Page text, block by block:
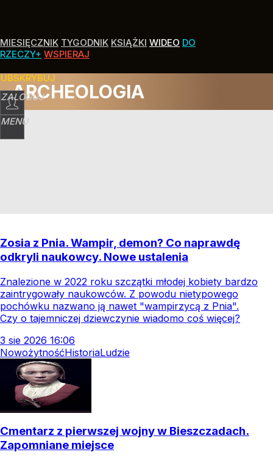
MIESIĘCZNIK TYGODNIK KSIĄŻKI WIDEO DO
RZECZY+ WSPIERAJ
ZALOGUJ
MENU
ARCHEOLOGIA
Zosia z Pnia. Wampir, demon? Co naprawdę
odkryli naukowcy. Nowe ustalenia
Znalezione w 2022 roku szczątki młodej kobiety bardzo
zaintrygowały naukowców. Z powodu nietypowego
pochówku nazwano ją nawet "wampirzycą z Pnia".
Czy o tajemniczej dziewczynie wiadomo coś więcej?
3 sie 2026 16:06
NowożytnośćHistoriaLudzie
Cmentarz z pierwszej wojny w Bieszczadach.
Zapomniane miejsce